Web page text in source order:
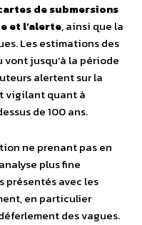
de submersions
et l’alerte, ainsi que la
Les estimations des
vont jusqu’à la période
alertent sur la
vigilant quant à
de 100 ans.
ne prenant pas en
plus fine
présentés avec les
en particulier
des vagues.